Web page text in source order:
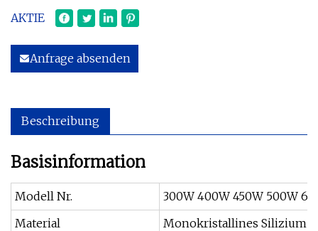
AKTIE
Anfrage absenden
Beschreibung
Basisinformation
Modell Nr.
300W 400W 450W 500W
Material
Monokristallines Silizium